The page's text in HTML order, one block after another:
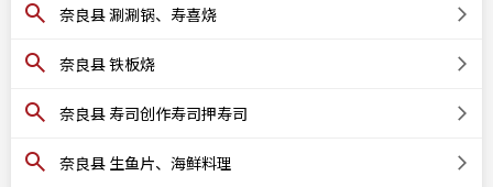
奈良县 涮涮锅、寿喜烧
奈良县 铁板烧
奈良县 寿司创作寿司押寿司
奈良县 生鱼片、海鲜料理